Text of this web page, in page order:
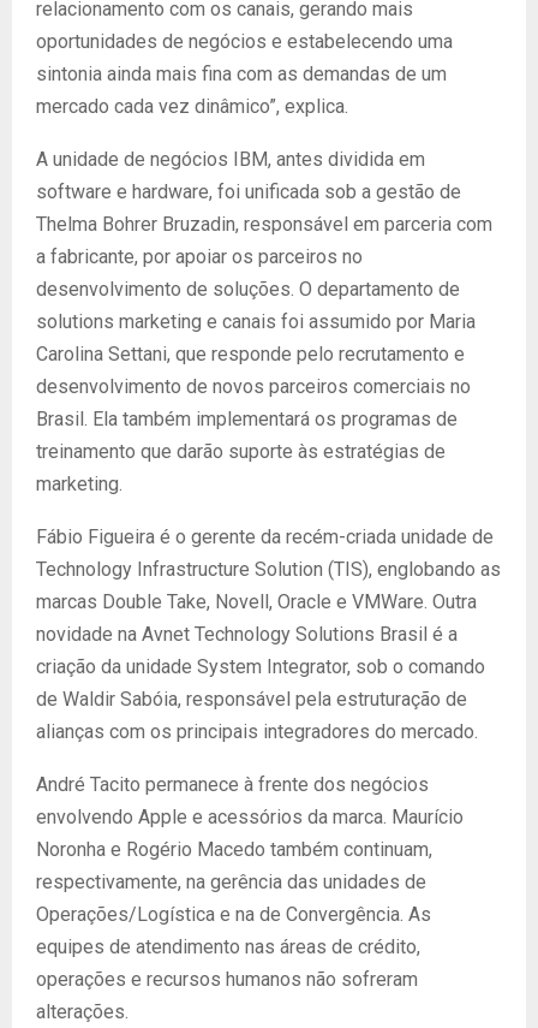
relacionamento com os canais, gerando mais
oportunidades de negócios e estabelecendo uma
sintonia ainda mais fina com as demandas de um
mercado cada vez dinâmico”, explica.
A unidade de negócios IBM, antes dividida em
software e hardware, foi unificada sob a gestão de
Thelma Bohrer Bruzadin, responsável em parceria com
a fabricante, por apoiar os parceiros no
desenvolvimento de soluções. O departamento de
solutions marketing e canais foi assumido por Maria
Carolina Settani, que responde pelo recrutamento e
desenvolvimento de novos parceiros comerciais no
Brasil. Ela também implementará os programas de
treinamento que darão suporte às estratégias de
marketing.
Fábio Figueira é o gerente da recém-criada unidade de
Technology Infrastructure Solution (TIS), englobando as
marcas Double Take, Novell, Oracle e VMWare. Outra
novidade na Avnet Technology Solutions Brasil é a
criação da unidade System Integrator, sob o comando
de Waldir Sabóia, responsável pela estruturação de
alianças com os principais integradores do mercado.
André Tacito permanece à frente dos negócios
envolvendo Apple e acessórios da marca. Maurício
Noronha e Rogério Macedo também continuam,
respectivamente, na gerência das unidades de
Operações/Logística e na de Convergência. As
equipes de atendimento nas áreas de crédito,
operações e recursos humanos não sofreram
alterações.